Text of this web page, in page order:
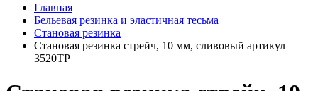
Главная
Бельевая резинка и эластичная тесьма
Становая резинка
Становая резинка стрейч, 10 мм, сливовый артикул
3520ТР